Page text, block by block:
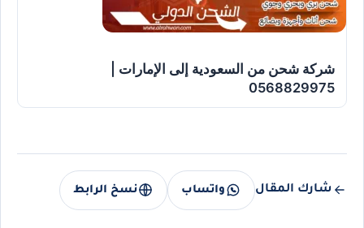
شركة شحن من السعودية إلى الإمارات |
0568829975
شارك المقال واتساب نسخ الرابط